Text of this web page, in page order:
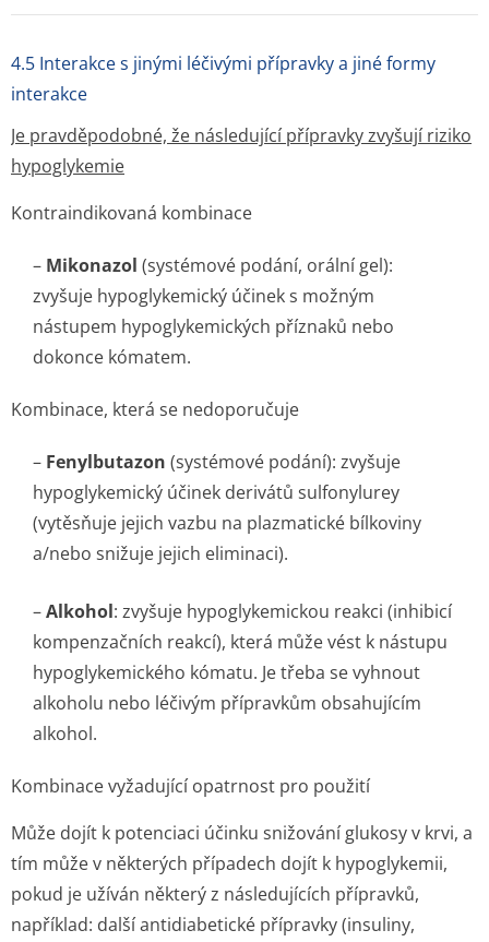
4.5 Interakce s jinými léčivými přípravky a jiné formy
interakce
Je pravděpodobné, že následující přípravky zvyšují riziko
hypoglykemie
Kontraindikovaná kombinace
– Mikonazol (systémové podání, orální gel):
zvyšuje hypoglykemický účinek s možným
nástupem hypoglykemických příznaků nebo
dokonce kómatem.
Kombinace, která se nedoporučuje
– Fenylbutazon (systémové podání): zvyšuje
hypoglykemický účinek derivátů sulfonylurey
(vytěsňuje jejich vazbu na plazmatické bílkoviny
a/nebo snižuje jejich eliminaci).
–Alkohol: zvyšuje hypoglykemickou reakci (inhibicí
kompenzačních reakcí), která může vést k nástupu
hypoglykemického kómatu. Je třeba se vyhnout
alkoholu nebo léčivým přípravkům obsahujícím
alkohol.
Kombinace vyžadující opatrnost pro použití
Může dojít k potenciaci účinku snižování glukosy v krvi, a
tím může v některých případech dojít k hypoglykemii,
pokud je užíván některý z následujících přípravků,
například: další antidiabetické přípravky (insuliny,